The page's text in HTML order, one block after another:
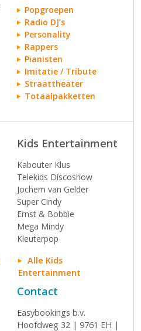
Popgroepen
Radio DJ’s
Personality
Rappers
Pianisten
Imitatie / Tribute
Straattheater
Totaalpakketten
Kids Entertainment
Kabouter Klus
Telekids Discoshow
Jochem van Gelder
Super Cindy
Ernst & Bobbie
Mega Mindy
Kleuterpop
Alle Kids
Entertainment
Contact
Easybookings b.v.
Hoofdweg 32 | 9761 EH |